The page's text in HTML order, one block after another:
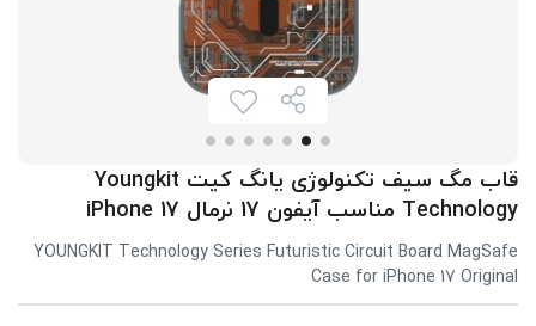
قاب مگ سیف تکنولوژی یانگ کیت Youngkit
Technology مناسب آیفون 17 نرمال iPhone 17
YOUNGKIT Technology Series Futuristic Circuit Board MagSafe
Case for iPhone 17 Original